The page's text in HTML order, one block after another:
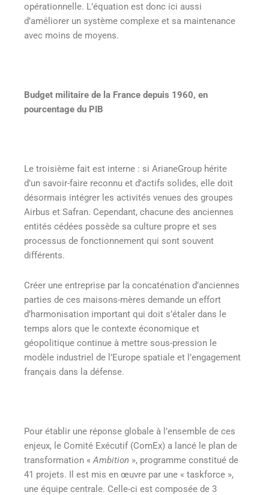
opérationnelle. L’équation est donc ici aussi
d’améliorer un système complexe et sa maintenance
avec moins de moyens.
Budget militaire de la France depuis 1960, en
pourcentage du PIB
Le troisième fait est interne : si ArianeGroup hérite
d’un savoir-faire reconnu et d’actifs solides, elle doit
désormais intégrer les activités venues des groupes
Airbus et Safran. Cependant, chacune des anciennes
entités cédées possède sa culture propre et ses
processus de fonctionnement qui sont souvent
différents.
Créer une entreprise par la concaténation d’anciennes
parties de ces maisons-mères demande un effort
d’harmonisation important qui doit s’étaler dans le
temps alors que le contexte économique et
géopolitique continue à mettre sous-pression le
modèle industriel de l’Europe spatiale et l’engagement
français dans la défense.
Pour établir une réponse globale à l’ensemble de ces
enjeux, le Comité Exécutif (ComEx) a lancé le plan de
transformation «Ambition », programme constitué de
41 projets. Il est mis en œuvre par une « taskforce »,
une équipe centrale. Celle-ci est composée de 3